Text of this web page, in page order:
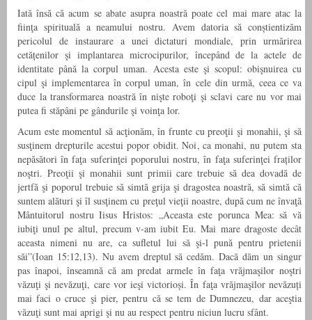
Iată însă că acum se abate asupra noastră poate cel mai mare atac la
fiinţa spirituală a neamului nostru. Avem datoria să conștientizăm
pericolul de instaurare a unei dictaturi mondiale, prin urmărirea
cetățenilor şi implantarea microcipurilor, începând de la actele de
identitate până la corpul uman. Acesta este şi scopul: obişnuirea cu
cipul şi implementarea în corpul uman, în cele din urmă, ceea ce va
duce la transformarea noastră în nişte roboţi şi sclavi care nu vor mai
putea fi stăpâni pe gândurile şi voinţa lor.
Acum este momentul să acţionăm, în frunte cu preoţii şi monahii, şi să
susţinem drepturile acestui popor obidit. Noi, ca monahi, nu putem sta
nepăsători în faţa suferinţei poporului nostru, în faţa suferinţei fraților
noştri. Preoţii şi monahii sunt primii care trebuie să dea dovadă de
jertfă şi poporul trebuie să simtă grija şi dragostea noastră, să simtă că
suntem alături şi îl susţinem cu preţul vieţii noastre, după cum ne învaţă
Mântuitorul nostru Iisus Hristos: „Aceasta este porunca Mea: să vă
iubiţi unul pe altul, precum v-am iubit Eu. Mai mare dragoste decât
aceasta nimeni nu are, ca sufletul lui să şi-l pună pentru prietenii
săi”(Ioan 15:12,13). Nu avem dreptul să cedăm. Dacă dăm un singur
pas înapoi, înseamnă că am predat armele în faţa vrăjmaşilor noştri
văzuţi şi nevăzuţi, care vor ieşi victorioși. În faţa vrăjmaşilor nevăzuți
mai faci o cruce şi pier, pentru că se tem de Dumnezeu, dar aceştia
văzuţi sunt mai aprigi şi nu au respect pentru niciun lucru sfânt.